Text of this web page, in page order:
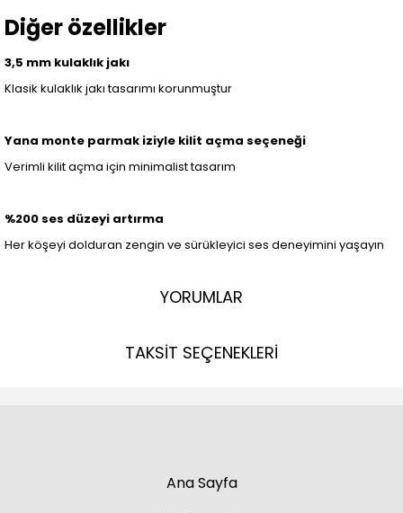
Diğer özellikler
3,5 mm kulaklık jakı
Klasik kulaklık jakı tasarımı korunmuştur
Yana monte parmak iziyle kilit açma seçeneği
Verimli kilit açma için minimalist tasarım
%200 ses düzeyi artırma
Her köşeyi dolduran zengin ve sürükleyici ses deneyimini yaşayın
YORUMLAR
TAKSİT SEÇENEKLERİ
Ana Sayfa